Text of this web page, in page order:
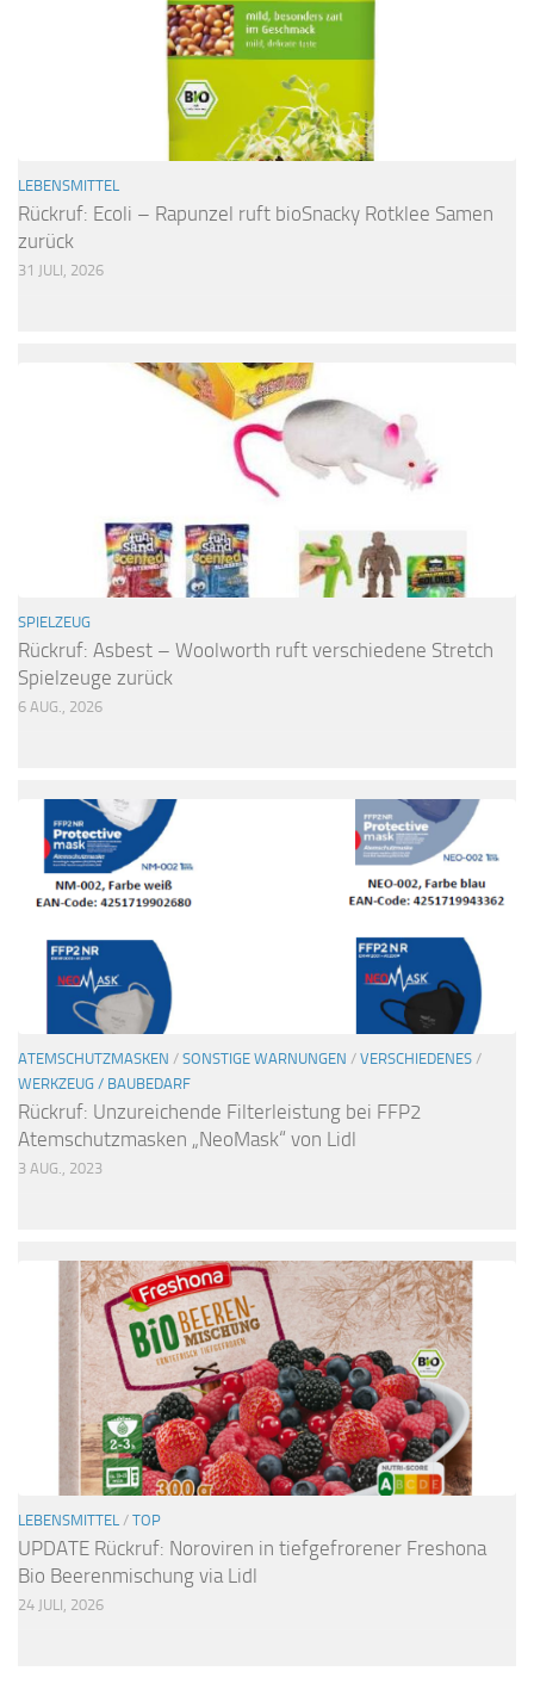
LEBENSMITTEL
Rückruf: Ecoli – Rapunzel ruft bioSnacky Rotklee Samen
zurück
31 JULI, 2026
SPIELZEUG
Rückruf: Asbest – Woolworth ruft verschiedene Stretch
Spielzeuge zurück
6 AUG., 2026
ATEMSCHUTZMASKEN / SONSTIGE WARNUNGEN / VERSCHIEDENES /
WERKZEUG / BAUBEDARF
Rückruf: Unzureichende Filterleistung bei FFP2
Atemschutzmasken „NeoMask“ von Lidl
3 AUG., 2023
LEBENSMITTEL / TOP
UPDATE Rückruf: Noroviren in tiefgefrorener Freshona
Bio Beerenmischung via Lidl
24 JULI, 2026